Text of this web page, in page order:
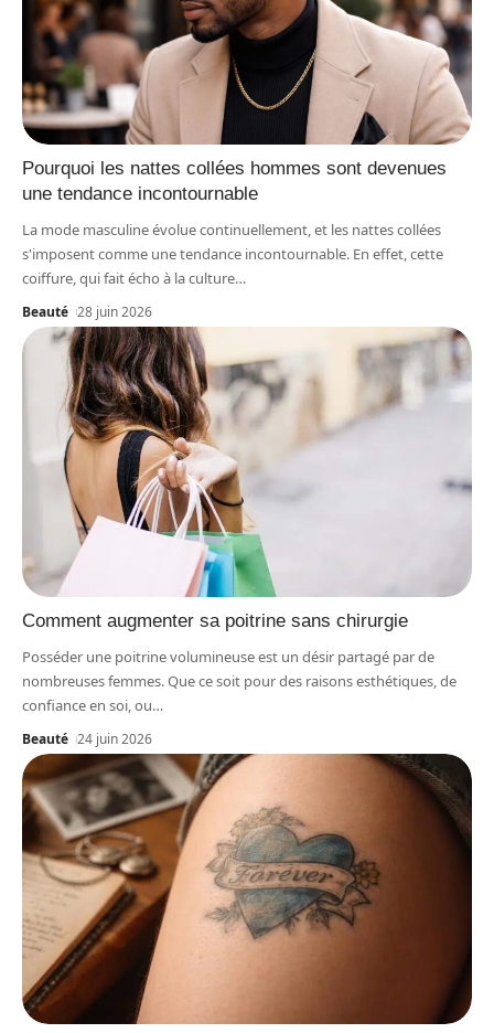
Pourquoi les nattes collées hommes sont devenues
une tendance incontournable
La mode masculine évolue continuellement, et les nattes collées
s'imposent comme une tendance incontournable. En effet, cette
coiffure, qui fait écho à la culture…
Beauté 28 juin 2026
Comment augmenter sa poitrine sans chirurgie
Posséder une poitrine volumineuse est un désir partagé par de
nombreuses femmes. Que ce soit pour des raisons esthétiques, de
confiance en soi, ou…
Beauté 24 juin 2026